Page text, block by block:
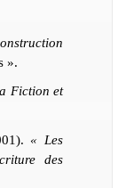
».
Fiction et
« Les
des